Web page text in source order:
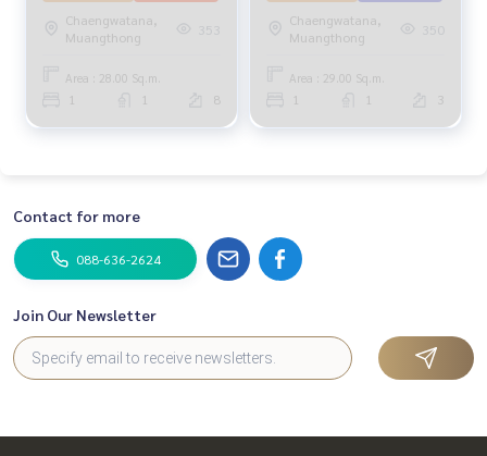
Chaengwatana,
Muangthong
353
Area : 28.00 Sq.m.
1 1 8
Chaengwatana,
Muangthong
350
Area : 29.00 Sq.m.
1 1 3
Contact for more
088-636-2624
Join Our Newsletter